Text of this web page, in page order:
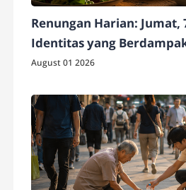
Renungan Harian: Jumat,
Identitas yang
August 01 2026